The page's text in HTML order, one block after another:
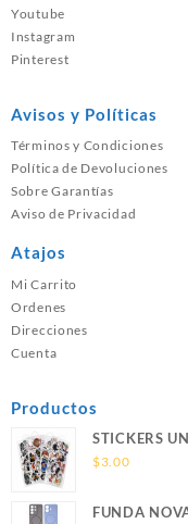
Youtube
Instagram
Pinterest
Avisos y Políticas
Términos y Condiciones
Política de Devoluciones
Sobre Garantías
Aviso de Privacidad
Atajos
Mi Carrito
Ordenes
Direcciones
Cuenta
Productos
STICKERS
$3.00
FUNDA